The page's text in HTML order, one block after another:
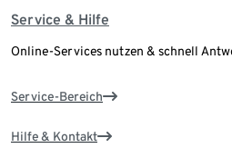
Service & Hilfe
Online-Services nutzen & schnell
Service-Bereich
Hilfe & Kontakt